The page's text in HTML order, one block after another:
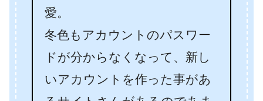
愛。
冬色もアカウントのパスワー
ドが分からなくなって、新し
いアカウントを作った事があ